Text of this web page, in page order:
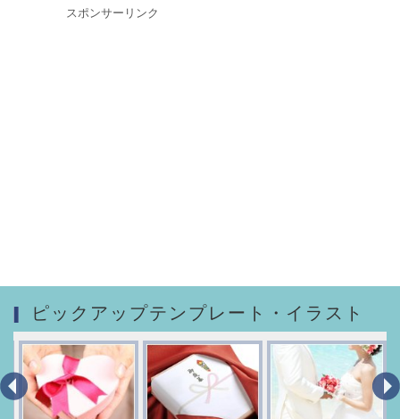
スポンサーリンク
ピックアップテンプレート・イラスト